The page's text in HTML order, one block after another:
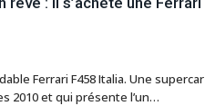
Ferrari F458 Italia. Une supercar
2010 et qui présente l’un…